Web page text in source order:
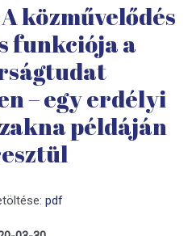
közművelődés
funkciója a
– egy erdélyi
példáján
pdf